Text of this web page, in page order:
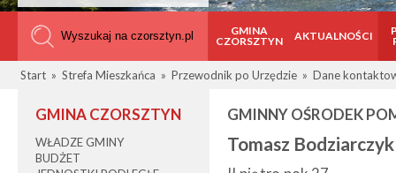
GMINA
CZORSZTYN
AKTUALNOŚCI
Start » Strefa Mieszkańca » Przewodnik po Urzędzie » Dane
GMINA CZORSZTYN
WŁADZE GMINY
BUDŻET
GMINNY OŚRODEK
Tomasz